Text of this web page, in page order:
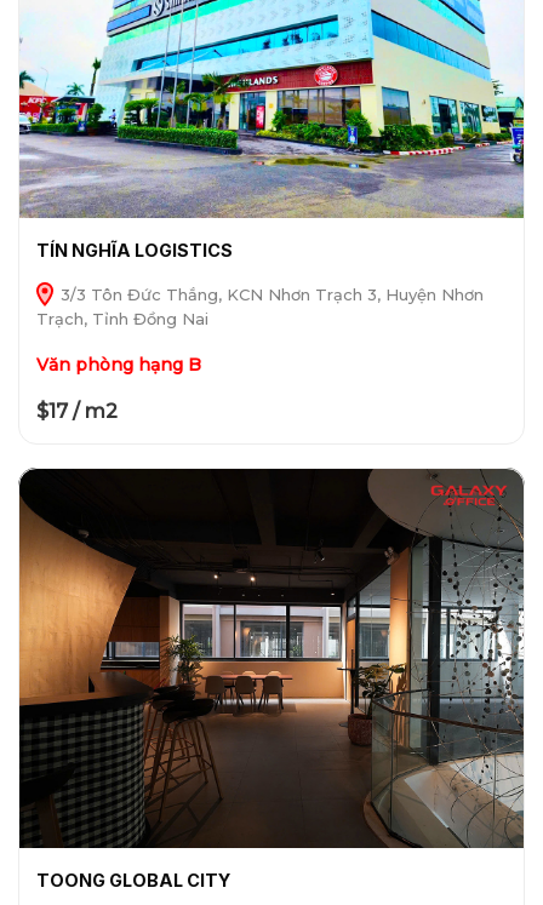
TÍN NGHĨA LOGISTICS
3/3 Tôn Đức Thắng, KCN Nhơn Trạch 3, Huyện Nhơn
Trạch, Tỉnh Đồng Nai
Văn phòng hạng B
$17 / m2
TOONG GLOBAL CITY